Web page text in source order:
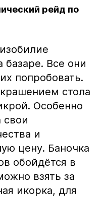
рейд по
базаре. Все они
попробовать.
стола
Особенно
свои
и
цену. Баночка
обойдётся в
взять за
икорка, для